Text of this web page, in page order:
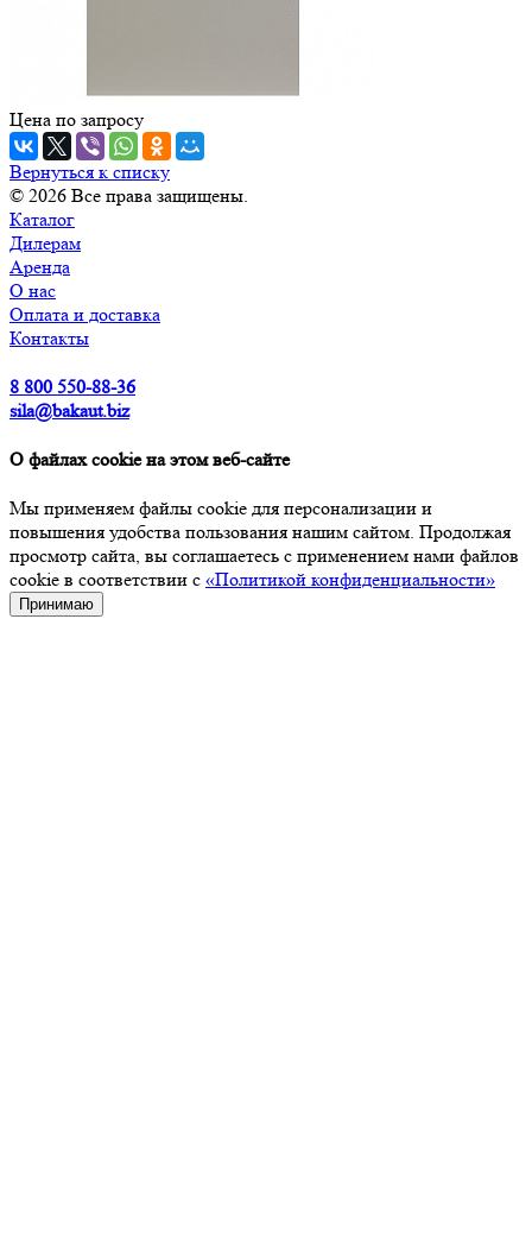
Цена по запросу
Вернуться к списку
© 2026 Все права защищены.
Каталог
Дилерам
Аренда
О нас
Оплата и доставка
Контакты
8 800 550-88-36
sila@bakaut.biz
О файлах cookie на этом веб-сайте
Мы применяем файлы cookie для персонализации и
повышения удобства пользования нашим сайтом. Продолжая
просмотр сайта, вы соглашаетесь с применением нами файлов
cookie в соответствии с «Политикой конфиденциальности»
Принимаю